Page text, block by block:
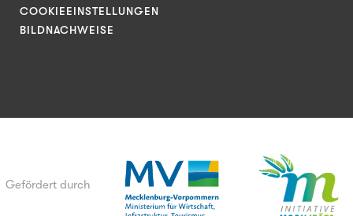
COOKIEEINSTELLUNGEN
BILDNACHWEISE
Gefördert durch